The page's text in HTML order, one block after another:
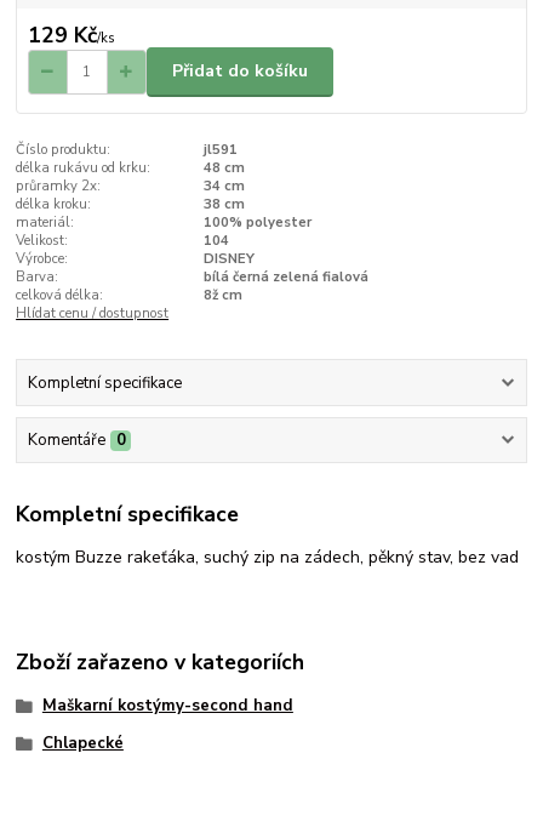
129 Kč/ks
Přidat do košíku
Číslo produktu:
jl591
délka rukávu od krku:
48 cm
průramky 2x:
34 cm
délka kroku:
38 cm
materiál:
100% polyester
Velikost:
104
Výrobce:
DISNEY
Barva:
bílá černá zelená fialová
celková délka:
8ž cm
Hlídat cenu / dostupnost
Kompletní specifikace
Komentáře 0
Kompletní specifikace
kostým Buzze rakeťáka, suchý zip na zádech, pěkný stav, bez vad
Zboží zařazeno v kategoriích
Maškarní kostýmy-second hand
Chlapecké